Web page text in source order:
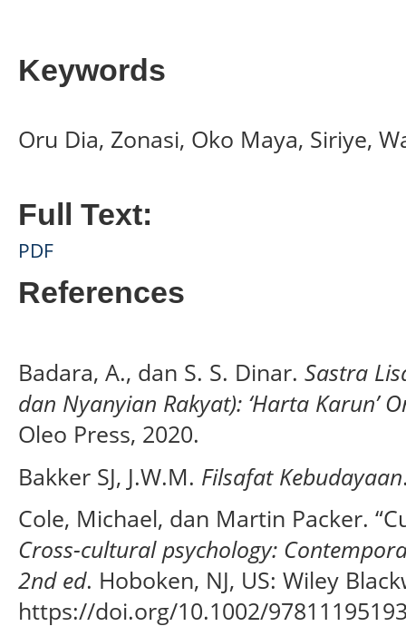
Keywords
Oru Dia, Zonasi, Oko Maya, Siriye,
Full Text:
PDF
References
Badara, A., dan S. S. Dinar. Sastra
dan Nyanyian Rakyat): ‘Harta Karun’
Oleo Press, 2020.
Bakker SJ, J.W.M. Filsafat Kebudayaan
Cole, Michael, dan Martin Packer.
Cross-cultural psychology:
2nd ed. Hoboken, NJ, US: Wiley
https://doi.org/10.1002/